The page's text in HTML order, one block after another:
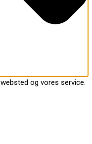
og vores service.